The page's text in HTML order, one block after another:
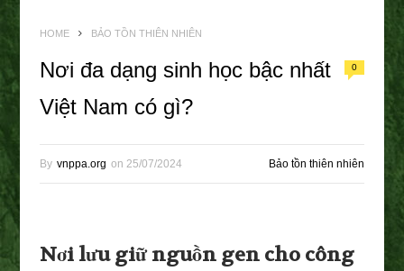
HOME BẢO TỒN THIÊN NHIÊN
Nơi đa dạng sinh học bậc nhất
Việt Nam có gì?
0
By vnppa.org on 25/07/2024 Bảo tồn thiên nhiên
Nơi lưu giữ nguồn gen cho công